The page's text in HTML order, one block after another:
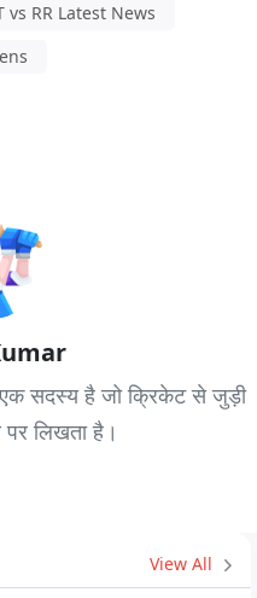
vs RR Latest News
सदस्य है जो क्रिकेट से जुड़ी
लिखता है।
View All